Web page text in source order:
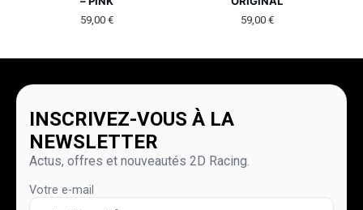
59,00 € 59,00 €
INSCRIVEZ-VOUS À LA
NEWSLETTER
Actus, offres et nouveautés 2D Racing.
Votre e-mail